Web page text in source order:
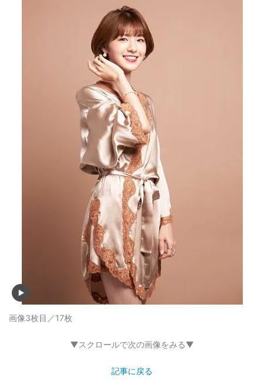
画像3枚目／17枚
▼スクロールで次の画像をみる▼
記事に戻る